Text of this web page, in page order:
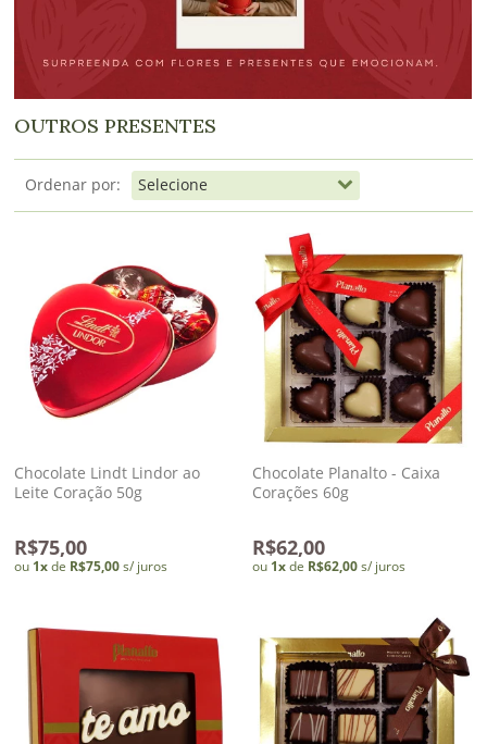
OUTROS PRESENTES
Ordenar por:
Chocolate Lindt Lindor ao
Leite Coração 50g
R$75,00
ou 1xde R$75,00s/ juros
Chocolate Planalto - Caixa
Corações 60g
R$62,00
ou 1xde R$62,00s/ juros